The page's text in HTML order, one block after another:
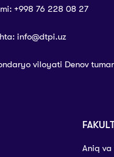
+998 76 228 08 27
info@dtpi.uz
viloyati Denov
Aniq